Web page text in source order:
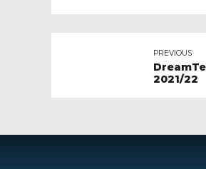
PREVIOUS
2021/22